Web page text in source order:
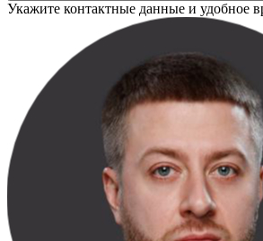
Укажите контактные данные и удобное